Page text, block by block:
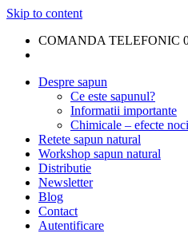
Skip to content
COMANDA TELEFONIC
Despre sapun
Ce este sapunul?
Informatii importante
Chimicale – efecte
Retete sapun natural
Workshop sapun natural
Distributie
Newsletter
Blog
Contact
Autentificare